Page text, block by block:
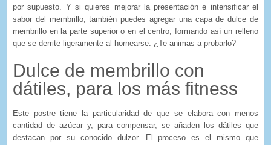
por supuesto. Y si quieres mejorar la presentación e intensificar el
sabor del membrillo, también puedes agregar una capa de dulce de
membrillo en la parte superior o en el centro, formando así un relleno
que se derrite ligeramente al hornearse. ¿Te animas a probarlo?
Dulce de membrillo con
dátiles, para los más fitness
Este postre tiene la particularidad de que se elabora con menos
cantidad de azúcar y, para compensar, se añaden los dátiles que
destacan por su conocido dulzor. El proceso es el mismo que